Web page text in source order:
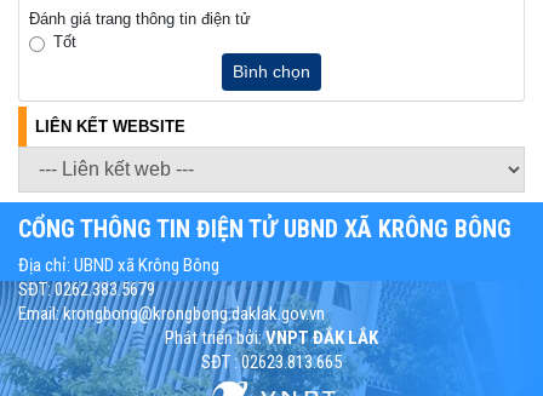
Đánh giá trang thông tin điện tử
Tốt
Bình chọn
LIÊN KẾT WEBSITE
CỔNG THÔNG TIN ĐIỆN TỬ UBND XÃ KRÔNG BÔNG
Địa chỉ: UBND xã Krông Bông
SĐT: 0262.383.5679
Email: krongbong@krongbong.daklak.gov.vn
Phát triển bởi:VNPT ĐẮK LẮK
SĐT : 02623.813.665